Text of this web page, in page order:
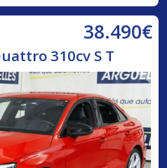
38.490€
310cv S T